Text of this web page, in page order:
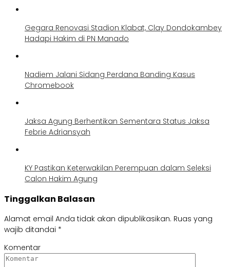
Gegara Renovasi Stadion Klabat, Clay Dondokambey
Hadapi Hakim di PN Manado
Nadiem Jalani Sidang Perdana Banding Kasus
Chromebook
Jaksa Agung Berhentikan Sementara Status Jaksa
Febrie Adriansyah
KY Pastikan Keterwakilan Perempuan dalam Seleksi
Calon Hakim Agung
Tinggalkan Balasan
Alamat email Anda tidak akan dipublikasikan. Ruas yang
wajib ditandai *
Komentar